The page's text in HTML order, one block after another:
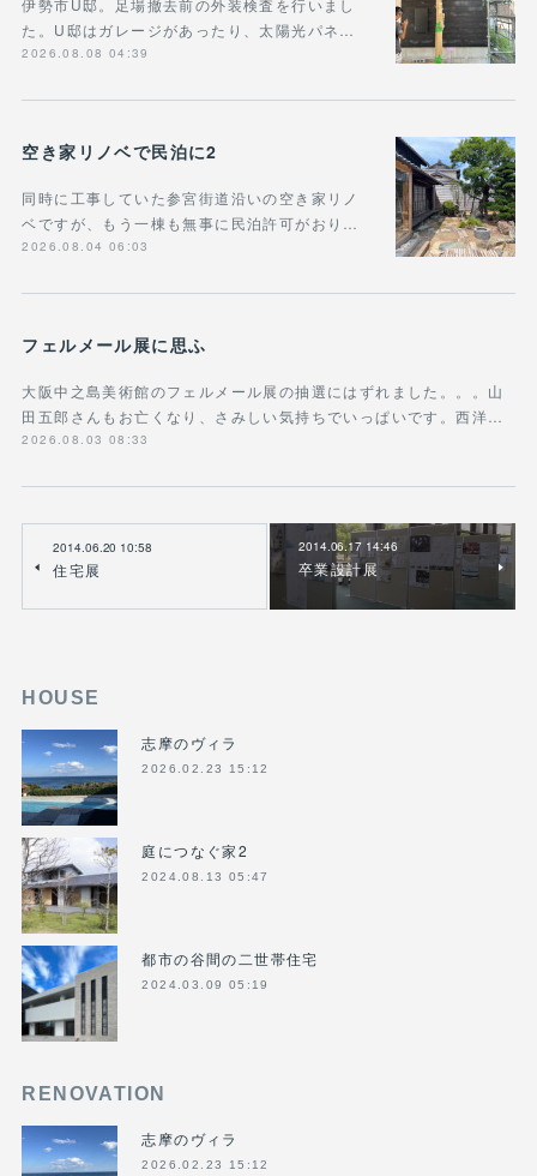
伊勢市U邸。足場撤去前の外装検査を行いまし
た。U邸はガレージがあったり、太陽光パネ…
2026.08.08 04:39
空き家リノベで民泊に2
同時に工事していた参宮街道沿いの空き家リノ
ベですが、もう一棟も無事に民泊許可がおり…
2026.08.04 06:03
フェルメール展に思ふ
大阪中之島美術館のフェルメール展の抽選にはずれました。。。山
田五郎さんもお亡くなり、さみしい気持ちでいっぱいです。西洋…
2026.08.03 08:33
2014.06.20 10:58
住宅展
2014.06.17 14:46
卒業設計展
HOUSE
志摩のヴィラ
2026.02.23 15:12
庭につなぐ家2
2024.08.13 05:47
都市の谷間の二世帯住宅
2024.03.09 05:19
RENOVATION
志摩のヴィラ
2026.02.23 15:12